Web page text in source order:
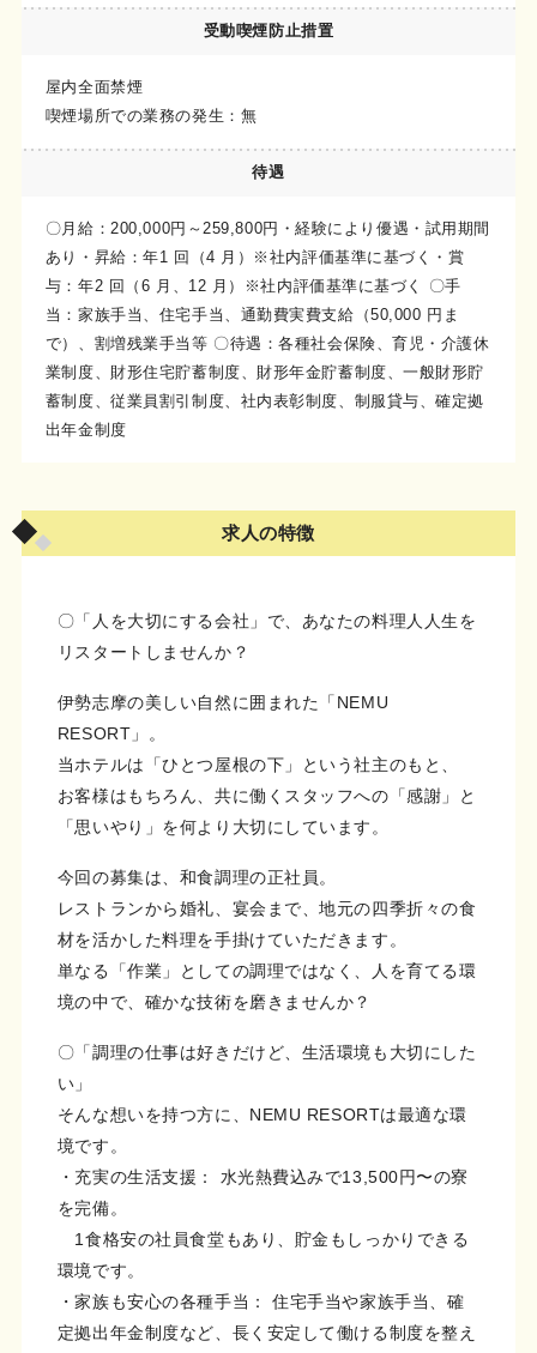
受動喫煙 防止措置
屋内全面禁煙
喫煙場所での業務の発生：無
待遇
〇月給：200,000円～259,800円・経験により優遇・試用期間
あり・昇給：年1 回（4 月）※社内評価基準に基づく・賞
与：年2 回（6 月、12 月）※社内評価基準に基づく 〇手
当：家族手当、住宅手当、通勤費実費支給（50,000 円ま
で）、割増残業手当等 〇待遇：各種社会保険、育児・介護休
業制度、財形住宅貯蓄制度、財形年金貯蓄制度、一般財形貯
蓄制度、従業員割引制度、社内表彰制度、制服貸与、確定拠
出年金制度
求人の特徴
〇「人を大切にする会社」で、あなたの料理人人生を
リスタートしませんか？
伊勢志摩の美しい自然に囲まれた「NEMU
RESORT」。
当ホテルは「ひとつ屋根の下」という社主のもと、
お客様はもちろん、共に働くスタッフへの「感謝」と
「思いやり」を何より大切にしています。
今回の募集は、和食調理の正社員。
レストランから婚礼、宴会まで、地元の四季折々の食
材を活かした料理を手掛けていただきます。
単なる「作業」としての調理ではなく、人を育てる環
境の中で、確かな技術を磨きませんか？
〇「調理の仕事は好きだけど、生活環境も大切にした
い」
そんな想いを持つ方に、NEMU RESORTは最適な環
境です。
・充実の生活支援： 水光熱費込みで13,500円〜の寮
を完備。
1食格安の社員食堂もあり、貯金もしっかりできる
環境です。
・家族も安心の各種手当： 住宅手当や家族手当、確
定拠出年金制度など、長く安定して働ける制度を整え